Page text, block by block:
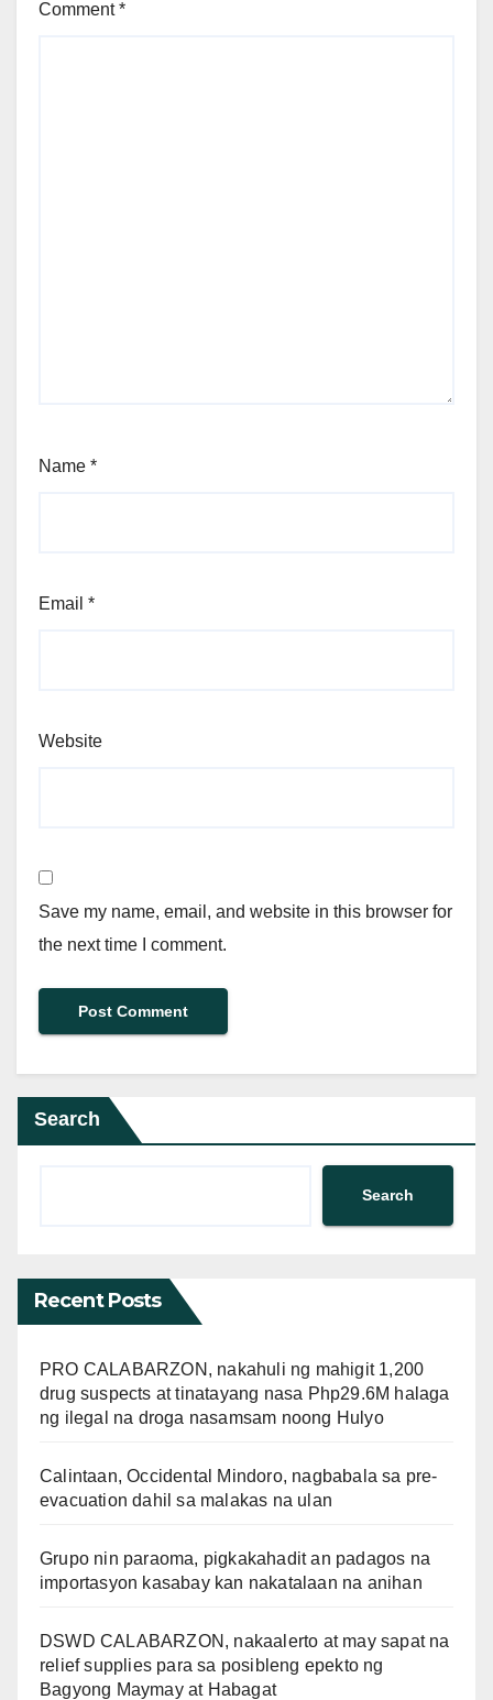
Comment*
Name *
Email *
Website
Save my name, email, and website in this browser for
the next time I comment.
Search
Search
Recent Posts
PRO CALABARZON, nakahuli ng mahigit 1,200
drug suspects at tinatayang nasa Php29.6M halaga
ng ilegal na droga nasamsam noong Hulyo
Calintaan, Occidental Mindoro, nagbabala sa pre-
evacuation dahil sa malakas na ulan
Grupo nin paraoma, pigkakahadit an padagos na
importasyon kasabay kan nakatalaan na anihan
DSWD CALABARZON, nakaalerto at may sapat na
relief supplies para sa posibleng epekto ng
Bagyong Maymay at Habagat